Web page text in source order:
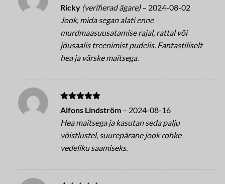
Betygsatt5
av 5
Ricky (verifierad ägare) – 2024-08-02
Jook, mida segan alati enne
murdmaasuusatamise rajal, rattal või
jõusaalis treenimist pudelis. Fantastiliselt
hea ja värske maitsega.
Betygsatt5
av 5
Alfons Lindström – 2024-08-16
Hea maitsega ja kasutan seda palju
võistlustel, suurepärane jook rohke
vedeliku saamiseks.